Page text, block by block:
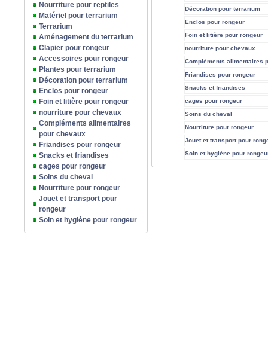
Nourriture pour reptiles
Matériel pour terrarium
Terrarium
Aménagement du terrarium
Clapier pour rongeur
Accessoires pour rongeur
Plantes pour terrarium
Décoration pour terrarium
Enclos pour rongeur
Foin et litière pour rongeur
nourriture pour chevaux
Compléments alimentaires
pour chevaux
Friandises pour rongeur
Snacks et friandises
cages pour rongeur
Soins du cheval
Nourriture pour rongeur
Jouet et transport pour
rongeur
Soin et hygiène pour rongeur
Décoration pour terrarium
Enclos pour rongeur
Foin et litière pour rongeur
nourriture pour chevaux
Compléments alimentaires
Friandises pour rongeur
Snacks et friandises
cages pour rongeur
Soins du cheval
Nourriture pour rongeur
Jouet et transport pour
Soin et hygiène pour